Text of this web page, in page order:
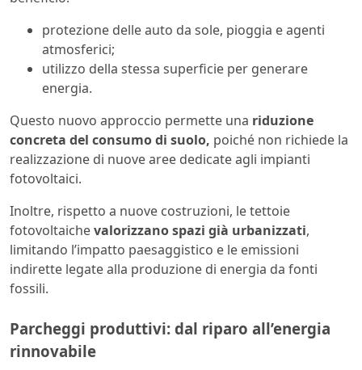
protezione delle auto da sole, pioggia e agenti
atmosferici;
utilizzo della stessa superficie per generare
energia.
Questo nuovo approccio permette una riduzione
concreta del consumo di suolo, poiché non richiede la
realizzazione di nuove aree dedicate agli impianti
fotovoltaici.
Inoltre, rispetto a nuove costruzioni, le tettoie
fotovoltaichevalorizzano spazi già urbanizzati,
limitando l’impatto paesaggistico e le emissioni
indirette legate alla produzione di energia da fonti
fossili.
Parcheggi produttivi: dal riparo all’energia
rinnovabile